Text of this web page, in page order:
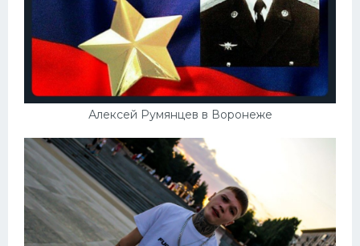
Алексей Румянцев в Воронеже